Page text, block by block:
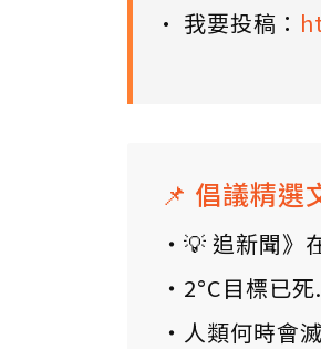
• 我要投稿：
📌 倡議精選
💡 追新聞》
2°C目標已
人類何時會